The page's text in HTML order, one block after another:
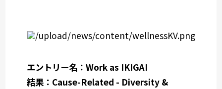
エントリー名：Work as IKIGAI
結果：Cause-Related - Diversity &